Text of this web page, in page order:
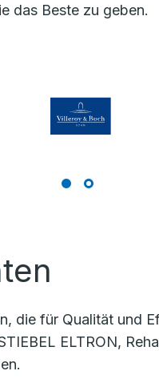
das Beste zu geben.
die für Qualität und
ELTRON,